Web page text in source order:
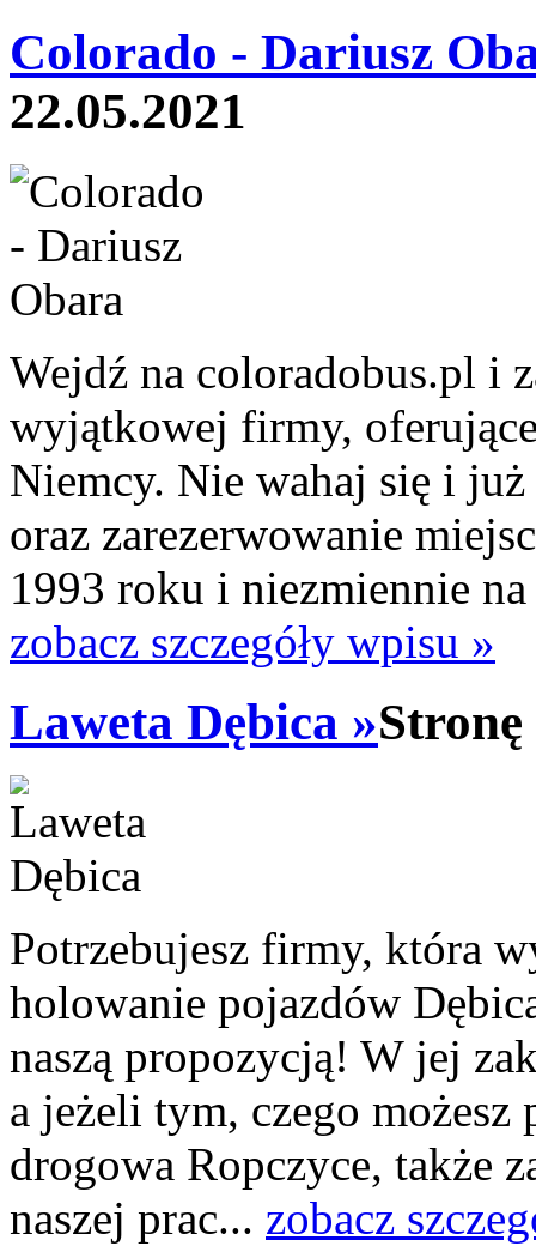
Colorado - Dariusz
22.05.2021
Wejdź na coloradobus.pl i
wyjątkowej firmy,
Niemcy. Nie wahaj się i
oraz zarezerwowanie
1993 roku i niezmiennie
zobacz szczegóły wpisu »
Laweta Dębica »
Potrzebujesz firmy, która
holowanie pojazdów
naszą propozycją! W jej
a jeżeli tym, czego możesz
drogowa Ropczyce, także
naszej prac... zobacz